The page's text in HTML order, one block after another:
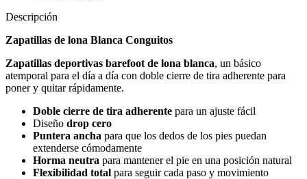
Descripción
Zapatillas de lona Blanca Conguitos
Zapatillas deportivas barefoot de lona blanca, un básico
atemporal para el día a día con doble cierre de tira adherente para
poner y quitar rápidamente.
Doble cierre de tira adherente para un ajuste fácil
Diseño drop cero
Puntera ancha para que los dedos de los pies puedan
extenderse cómodamente
Horma neutra para mantener el pie en una posición natural
Flexibilidad total para seguir cada paso y movimiento